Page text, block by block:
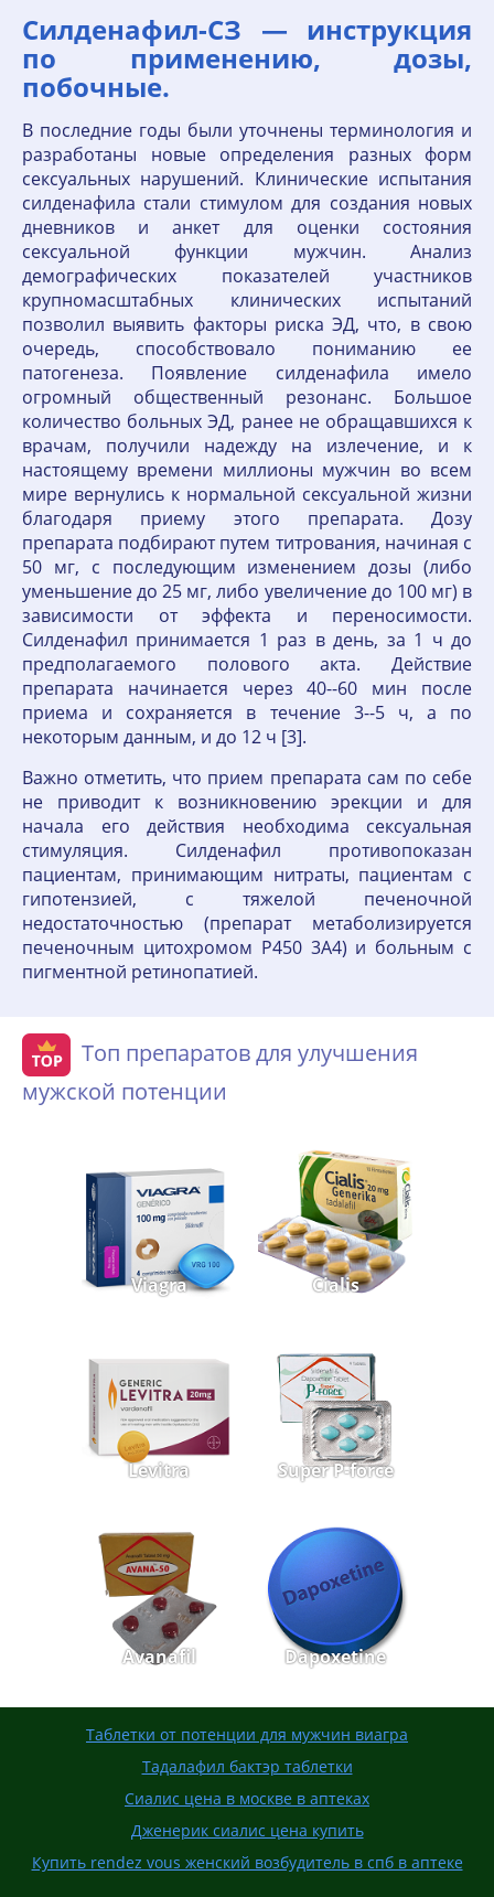
Силденафил-СЗ — инструкция
по применению, дозы,
побочные.
В последние годы были уточнены терминология и
разработаны новые определения разных форм
сексуальных нарушений. Клинические испытания
силденафила стали стимулом для создания новых
дневников и анкет для оценки состояния
сексуальной функции мужчин. Анализ
демографических показателей участников
крупномасштабных клинических испытаний
позволил выявить факторы риска ЭД, что, в свою
очередь, способствовало пониманию ее
патогенеза. Появление силденафила имело
огромный общественный резонанс. Большое
количество больных ЭД, ранее не обращавшихся к
врачам, получили надежду на излечение, и к
настоящему времени миллионы мужчин во всем
мире вернулись к нормальной сексуальной жизни
благодаря приему этого препарата. Дозу
препарата подбирают путем титрования, начиная с
50 мг, с последующим изменением дозы (либо
уменьшение до 25 мг, либо увеличение до 100 мг) в
зависимости от эффекта и переносимости.
Силденафил принимается 1 раз в день, за 1 ч до
предполагаемого полового акта. Действие
препарата начинается через 40--60 мин после
приема и сохраняется в течение 3--5 ч, а по
некоторым данным, и до 12 ч [3].
Важно отметить, что прием препарата сам по себе
не приводит к возникновению эрекции и для
начала его действия необходима сексуальная
стимуляция. Силденафил противопоказан
пациентам, принимающим нитраты, пациентам с
гипотензией, с тяжелой печеночной
недостаточностью (препарат метаболизируется
печеночным цитохромом Р450 3А4) и больным с
пигментной ретинопатией.
Топ препаратов для улучшения
мужской потенции
Viagra Cialis
Levitra Super P-force
Avanafil Dapoxetine
Таблетки от потенции для мужчин виагра
Тадалафил бактэр таблетки
Сиалис цена в москве в аптеках
Дженерик сиалис цена купить
Купить rendez vous женский возбудитель в спб в аптеке